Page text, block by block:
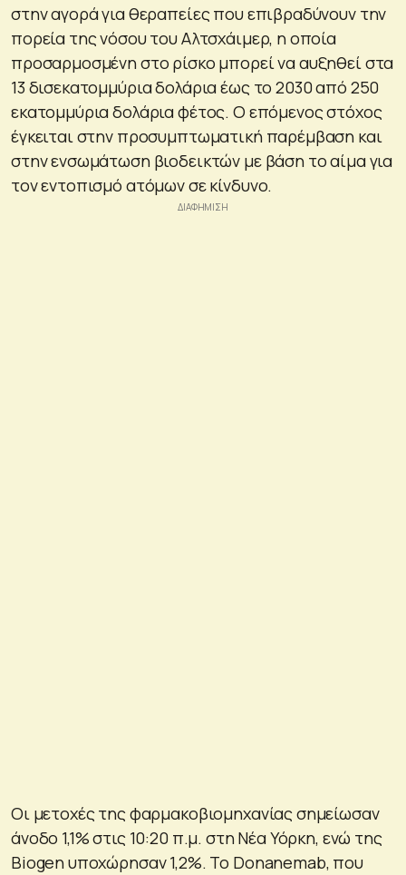
στην αγορά για θεραπείες που επιβραδύνουν την
πορεία της νόσου του Αλτσχάιμερ, η οποία
προσαρμοσμένη στο ρίσκο μπορεί να αυξηθεί στα
13 δισεκατομμύρια δολάρια έως το 2030 από 250
εκατομμύρια δολάρια φέτος. Ο επόμενος στόχος
έγκειται στην προσυμπτωματική παρέμβαση και
στην ενσωμάτωση βιοδεικτών με βάση το αίμα για
τον εντοπισμό ατόμων σε κίνδυνο.
Οι μετοχές της φαρμακοβιομηχανίας σημείωσαν
άνοδο 1,1% στις 10:20 π.μ. στη Νέα Υόρκη, ενώ της
Biogen υποχώρησαν 1,2%. Το Donanemab, που